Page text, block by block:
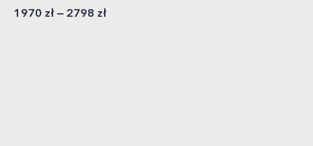
1970 zł – 2798 zł